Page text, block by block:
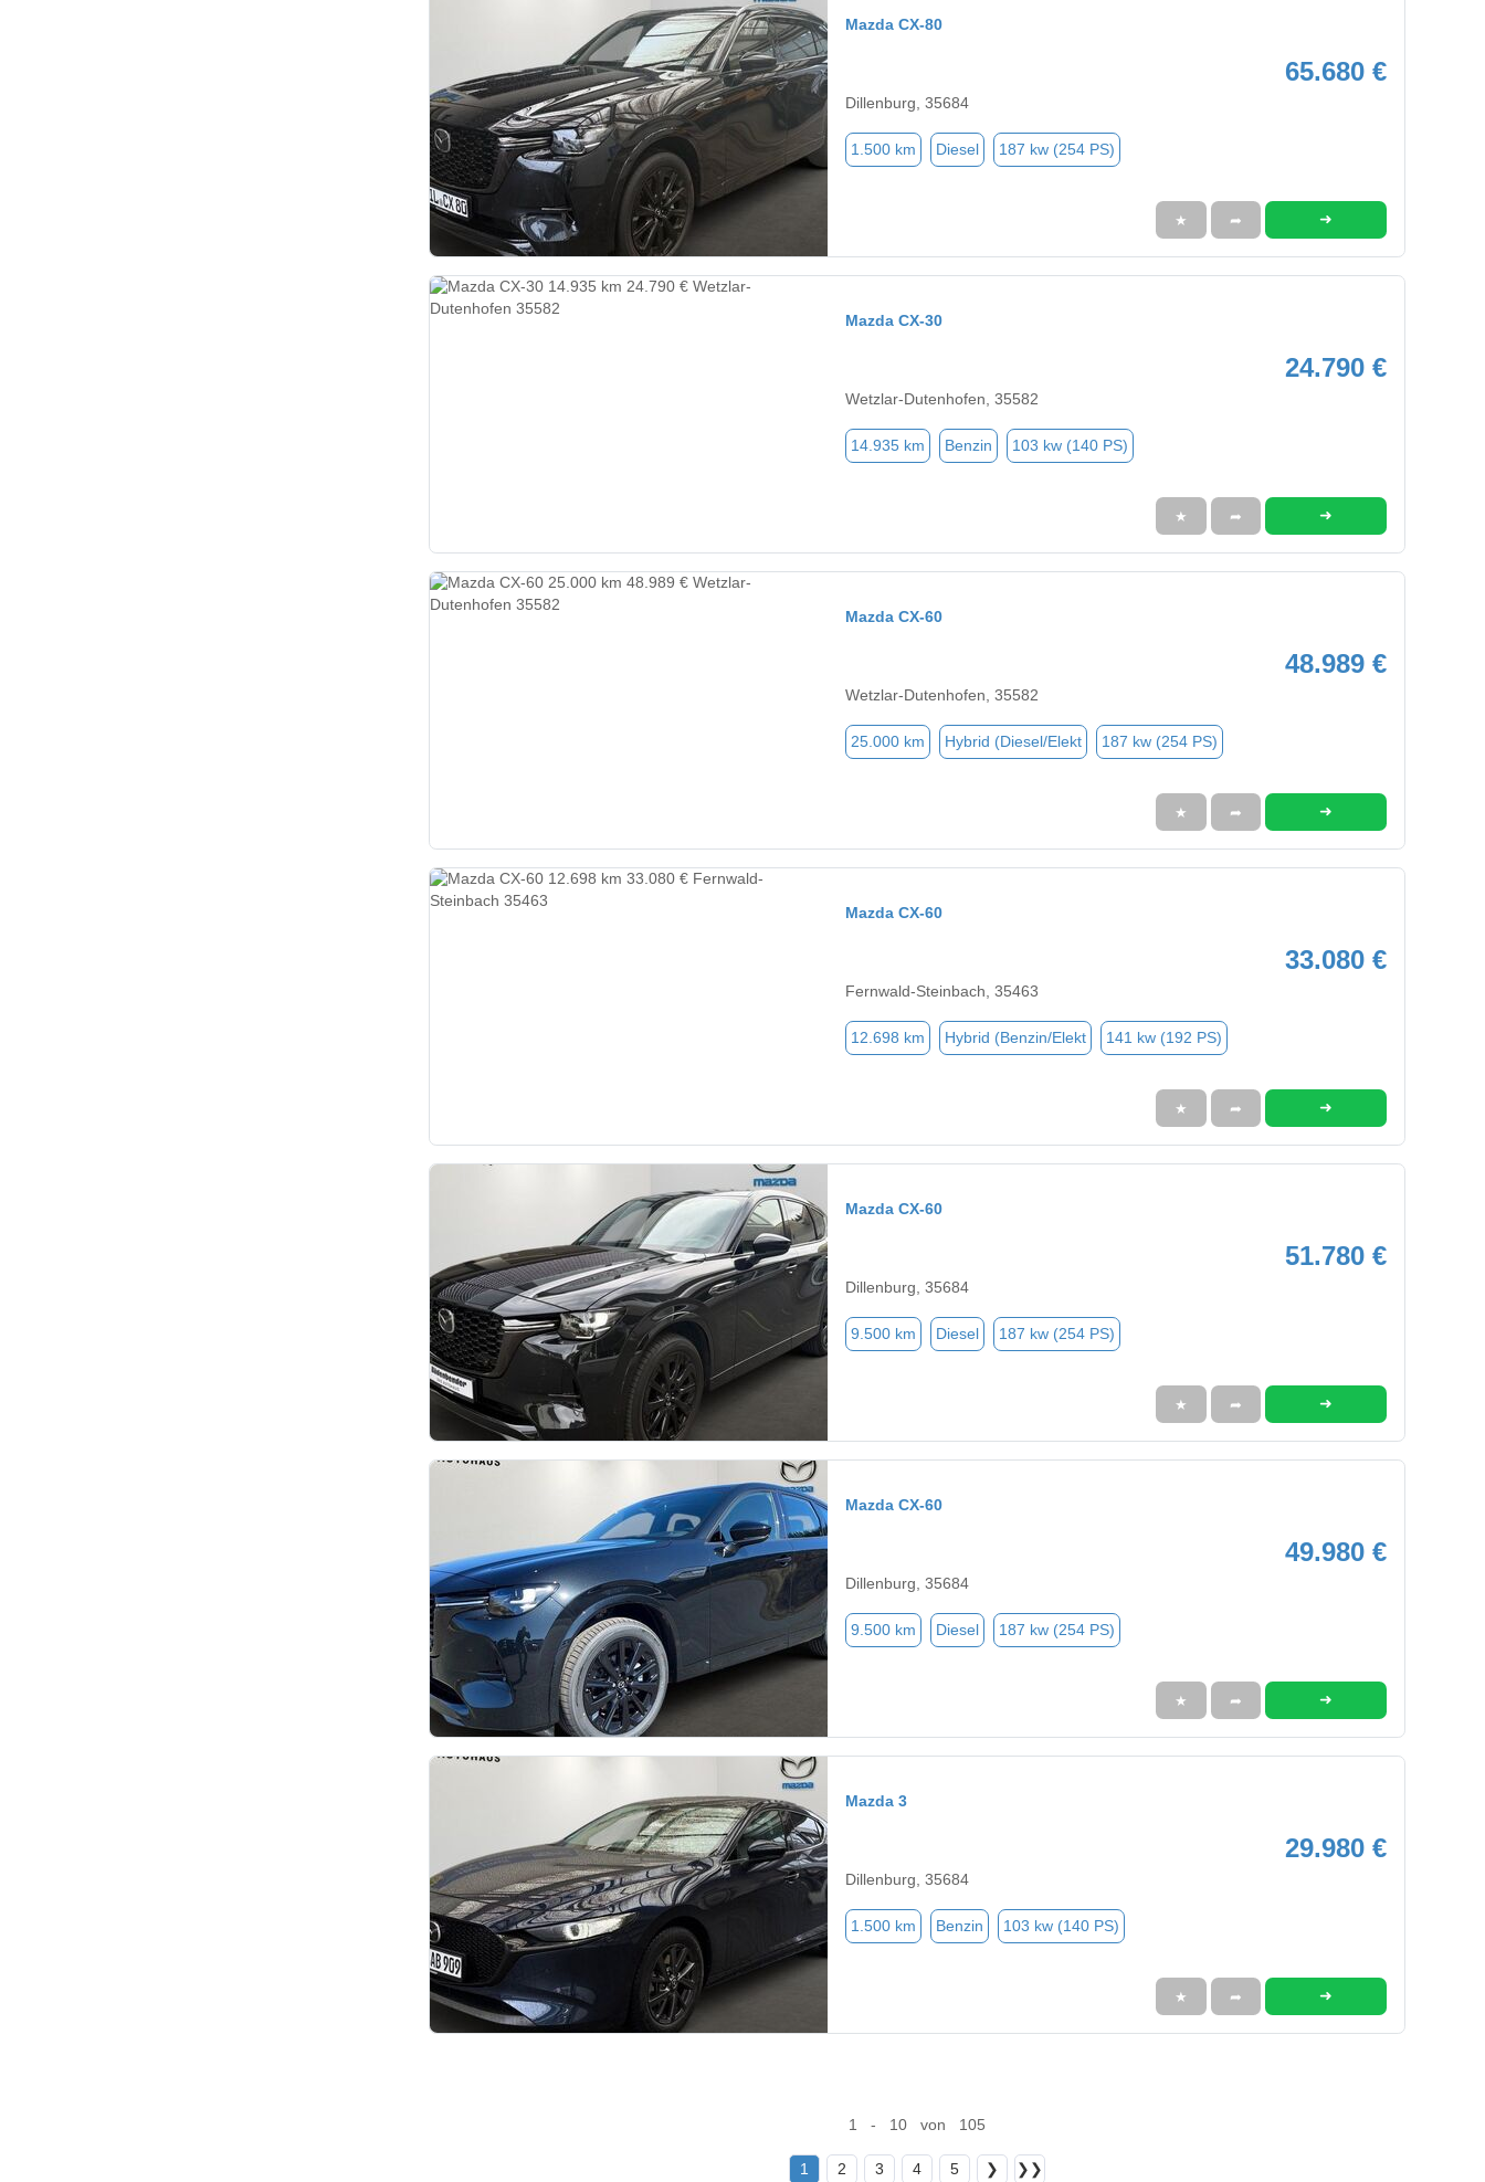
Mazda CX-80
65.680 €
Dillenburg, 35684
1.500 km Diesel 187 kw (254 PS)
★ ➦ ➜
Mazda CX-30
24.790 €
Wetzlar-Dutenhofen, 35582
14.935 km Benzin 103 kw (140 PS)
★ ➦ ➜
Mazda CX-60
48.989 €
Wetzlar-Dutenhofen, 35582
25.000 km Hybrid (Diesel/Elekt 187 kw (254 PS)
★ ➦ ➜
Mazda CX-60
33.080 €
Fernwald-Steinbach, 35463
12.698 km Hybrid (Benzin/Elekt 141 kw (192 PS)
★ ➦ ➜
Mazda CX-60
51.780 €
Dillenburg, 35684
9.500 km Diesel 187 kw (254 PS)
★ ➦ ➜
Mazda CX-60
49.980 €
Dillenburg, 35684
9.500 km Diesel 187 kw (254 PS)
★ ➦ ➜
Mazda 3
29.980 €
Dillenburg, 35684
1.500 km Benzin 103 kw (140 PS)
★ ➦ ➜
1 - 10 von 105
1 2 3 4 5 ❯ ❯❯